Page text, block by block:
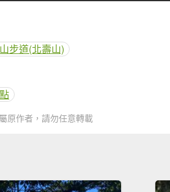
步道(北壽山)
原作者，請勿任意轉載